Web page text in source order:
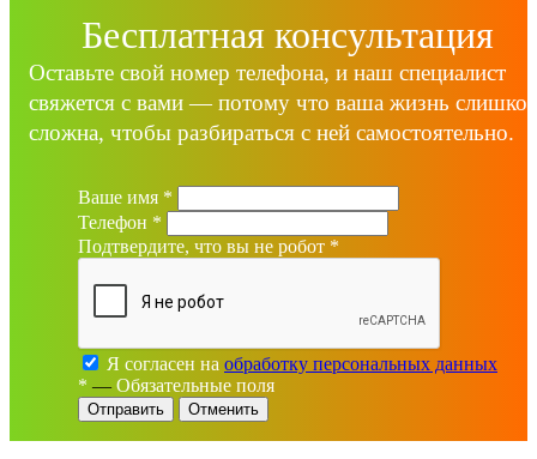
Бесплатная консультация
Оставьте свой номер телефона, и наш специалист
свяжется с вами — потому что ваша жизнь
сложна, чтобы разбираться с ней самостоятельно.
Ваше имя *
Телефон *
Подтвердите, что вы не робот *
Я согласен на обработку персональных данных
* — Обязательные поля
Отменить